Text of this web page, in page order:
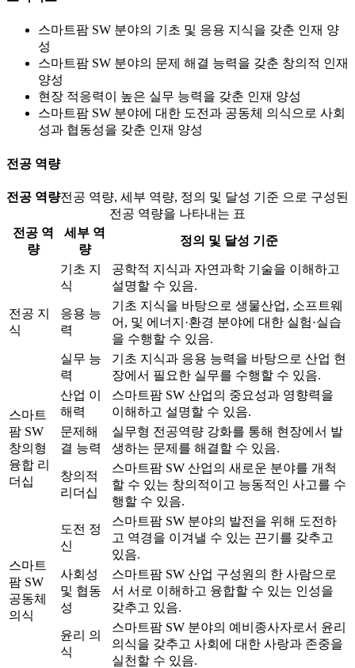
스마트팜 SW 분야의 기초 및 응용 지식을 갖춘 인재 양
성
스마트팜 SW 분야의 문제 해결 능력을 갖춘 창의적 인재
양성
현장 적응력이 높은 실무 능력을 갖춘 인재 양성
스마트팜 SW 분야에 대한 도전과 공동체 의식으로 사회
성과 협동성을 갖춘 인재 양성
전공 역량
전공 역량전공 역량, 세부 역량, 정의 및 달성 기준 으로 구성된
전공 역량을 나타내는 표
전공 역
량
세부 역
량
정의 및 달성 기준
전공 지
식
기초 지
식
공학적 지식과 자연과학 기술을 이해하고
설명할 수 있음.
응용 능
력
기초 지식을 바탕으로 생물산업, 소프트웨
어, 및 에너지·환경 분야에 대한 실험·실습
을 수행할 수 있음.
실무 능
력
기초 지식과 응용 능력을 바탕으로 산업 현
장에서 필요한 실무를 수행할 수 있음.
스마트
팜 SW
창의형
융합 리
더십
산업 이
해력
스마트팜 SW 산업의 중요성과 영향력을
이해하고 설명할 수 있음.
문제해
결 능력
실무형 전공역량 강화를 통해 현장에서 발
생하는 문제를 해결할 수 있음.
창의적
리더십
스마트팜 SW 산업의 새로운 분야를 개척
할 수 있는 창의적이고 능동적인 사고를 수
행할 수 있음.
스마트
팜 SW
공동체
의식
도전 정
신
스마트팜 SW 분야의 발전을 위해 도전하
고 역경을 이겨낼 수 있는 끈기를 갖추고
있음.
사회성
및 협동
성
스마트팜 SW 산업 구성원의 한 사람으로
서 서로 이해하고 융합할 수 있는 인성을
갖추고 있음.
윤리 의
식
스마트팜 SW 분야의 예비종사자로서 윤리
의식을 갖추고 사회에 대한 사랑과 존중을
실천할 수 있음.